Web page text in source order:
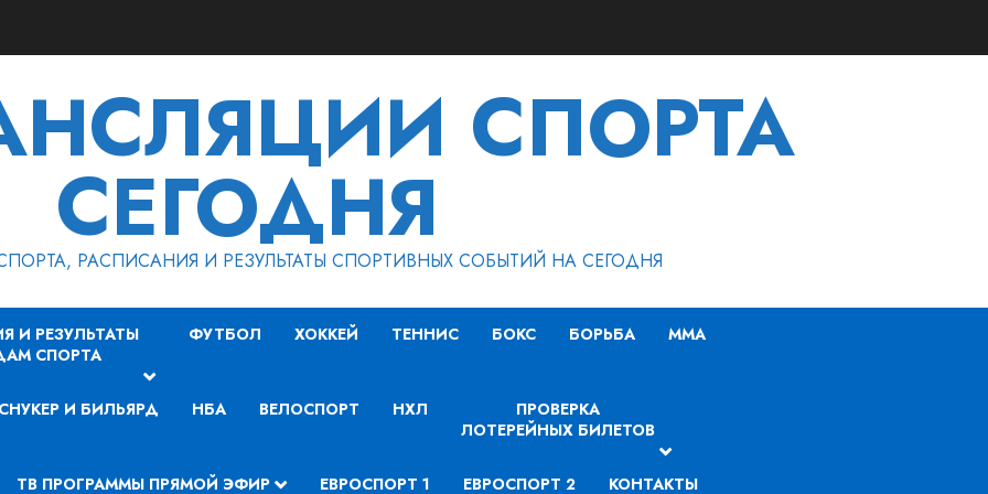
СПОРТА
СЕГОДНЯ
РАСПИСАНИЯ И РЕЗУЛЬТАТЫ СПОРТИВНЫХ СОБЫТИЙ НА СЕГОДНЯ
И РЕЗУЛЬТАТЫ
СПОРТА
ФУТБОЛ ХОККЕЙ ТЕННИС БОКС БОРЬБА MMA
СНУКЕР И БИЛЬЯРД НБА ВЕЛОСПОРТ НХЛ
ПРОВЕРКА
ЛОТЕРЕЙНЫХ БИЛЕТОВ
ТВ ПРОГРАММЫ ПРЯМОЙ ЭФИР ЕВРОСПОРТ 1 ЕВРОСПОРТ 2 КОНТАКТЫ